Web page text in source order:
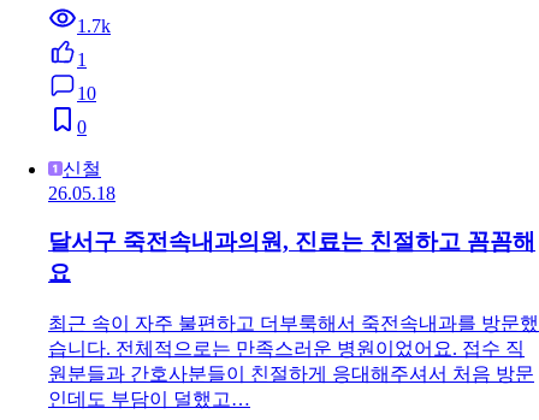
1.7k
1
10
0
신철
26.05.18
달서구 죽전속내과의원, 진료는 친절하고 꼼꼼해
요
최근 속이 자주 불편하고 더부룩해서 죽전속내과를 방문했
습니다. 전체적으로는 만족스러운 병원이었어요. 접수 직
원분들과 간호사분들이 친절하게 응대해주셔서 처음 방문
인데도 부담이 덜했고…